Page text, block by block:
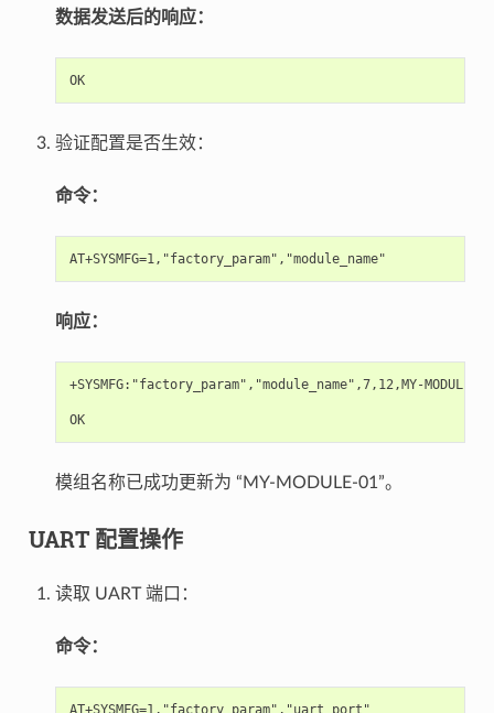
数据发送后的响应：
OK
验证配置是否生效：
命令：
响应：
+SYSMFG:"factory_param","module_name",7,12,MY-MODULE-01
OK
模组名称已成功更新为 “MY-MODULE-01”。
UART 配置操作
读取 UART 端口：
命令：